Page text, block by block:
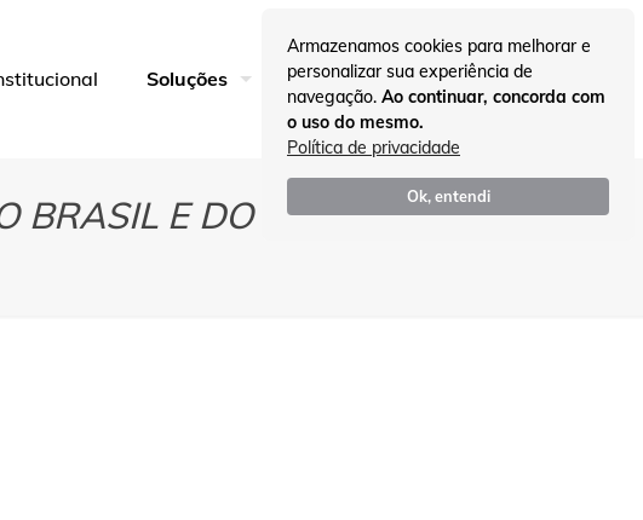
Armazenamos cookies para melhorar e
personalizar sua experiência de
navegação. Ao continuar, concorda com
o uso do mesmo.
Política de privacidade
Ok, entendi
Soluções Insights Entre em Contato
BRASIL E DO MUNDO